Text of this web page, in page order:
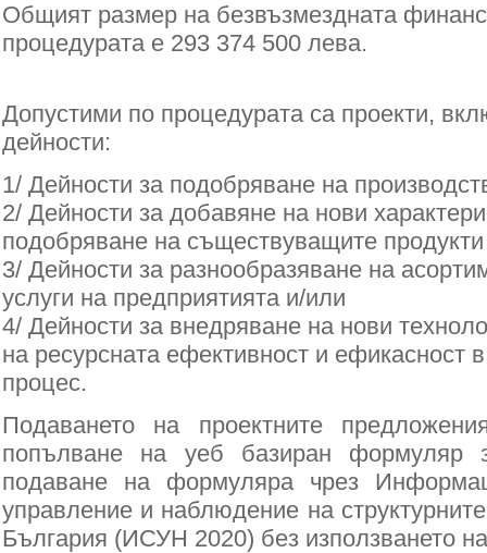
Общият размер на безвъзмездната
процедурата е 293 374 500 лева.
Допустими по процедуратаса проекти,
дейности:
1/ Дейности за подобряване на
2/ Дейности за добавяне на нови
подобряване на съществуващите
3/ Дейности за разнообразяване на
услуги на предприятията и/или
4/ Дейности за внедряване на нови
на ресурсната ефективност и ефикасност
процес.
Подаването на проектните
попълване на уеб базиран формуляр
подаване на формуляра чрез
управление и наблюдение на
България (ИСУН 2020) без използването